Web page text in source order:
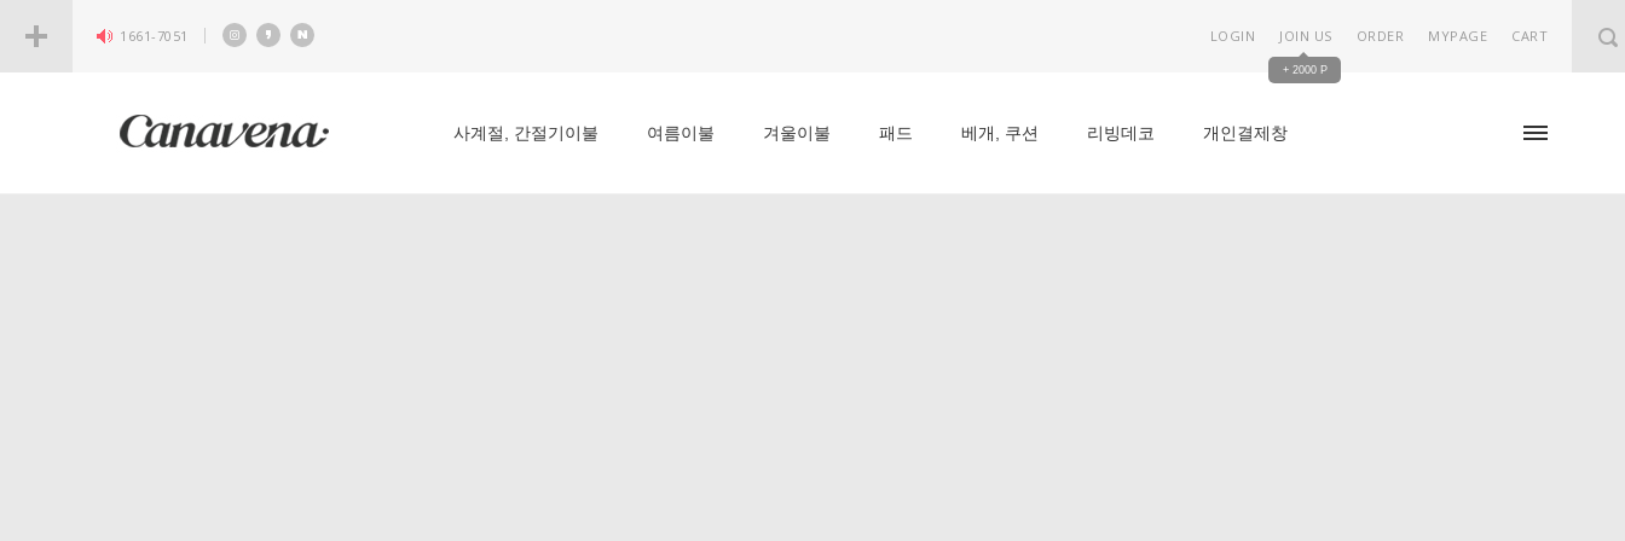
1661-7051 LOGIN JOIN US
+ 2000 P
ORDER MYPAGE CART
사계절, 간절기이불 여름이불 겨울이불 패드 베개, 쿠션 리빙데코 개인결제창